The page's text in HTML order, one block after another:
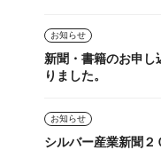
お知らせ
新聞・書籍のお申し
りました。
お知らせ
シルバー産業新聞２